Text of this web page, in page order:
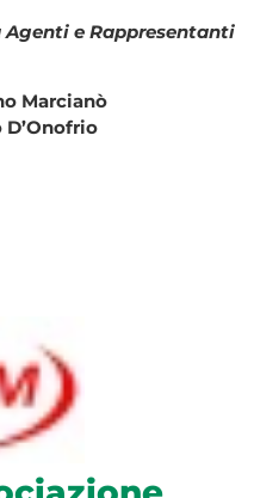
Agenti e Rappresentanti
Marcianò
D’Onofrio